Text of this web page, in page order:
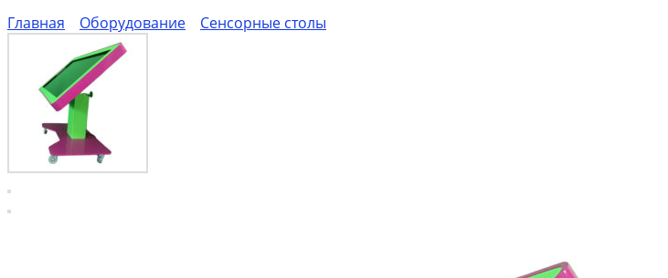
Главная
Оборудование Сенсорные столы